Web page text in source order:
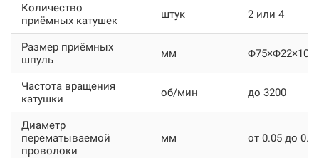
Количество
приёмных катушек
штук 2 или 4
Размер приёмных
шпуль
мм Φ75×Φ22×100
Частота вращения
катушки
об/мин до 3200
Диаметр
перематываемой
проволоки
мм от 0.05 до